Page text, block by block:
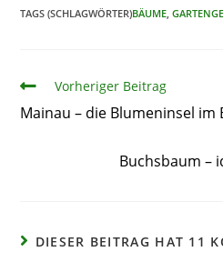
TAGS (SCHLAGWÖRTER)BÄUME
ArtikelVorheriger Beitrag
Mainau – die Blumeninsel im
Buchsbaum –
DIESER BEITRAG HAT 11